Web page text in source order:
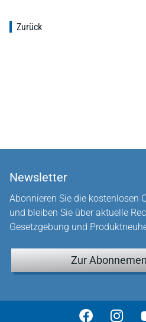
Zurück
Newsletter
Abonnieren Sie die kostenlosen
und bleiben Sie über aktuelle
Gesetzgebung und
Zur